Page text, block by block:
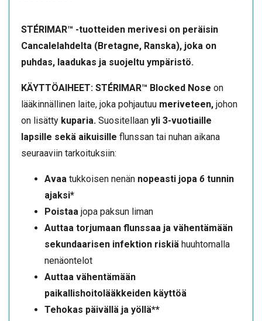
STÉRIMAR™ -tuotteiden merivesi on peräisin
Cancalelahdelta (Bretagne, Ranska), joka on
puhdas, laadukas ja suojeltu ympäristö.
KÄYTTÖAIHEET: STÉRIMAR™ Blocked Nose on
lääkinnällinen laite, joka pohjautuu meriveteen, johon
on lisätty kuparia. Suositellaan yli 3-vuotiaille
lapsille sekä aikuisille flunssan tai nuhan aikana
seuraaviin tarkoituksiin:
Avaa tukkoisen nenän nopeasti jopa 6 tunnin
ajaksi*
Poistaa jopa paksun liman
Auttaa torjumaan flunssaa ja vähentämään
sekundaarisen infektion riskiä huuhtomalla
nenäontelot
Auttaa vähentämään
paikallishoitolääkkeiden käyttöä
Tehokas päivällä ja yöllä**